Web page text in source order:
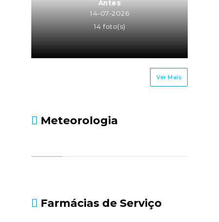
social.pt/noticias/-/asset_publisher/
da-declaracao-de-i...
Antes
14-07-2026
14 foto(s)
Ver Mais
Meteorologia
Farmácias de Serviço